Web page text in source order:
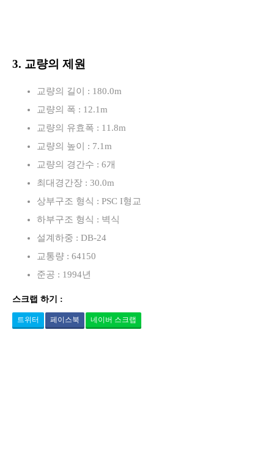
3. 교량의 제원
교량의 길이 : 180.0m
교량의 폭 : 12.1m
교량의 유효폭 : 11.8m
교량의 높이 : 7.1m
교량의 경간수 : 6개
최대경간장 : 30.0m
상부구조 형식 : PSC I형교
하부구조 형식 : 벽식
설계하중 : DB-24
교통량 : 64150
준공 : 1994년
스크랩 하기 :
트위터 페이스북 네이버 스크랩